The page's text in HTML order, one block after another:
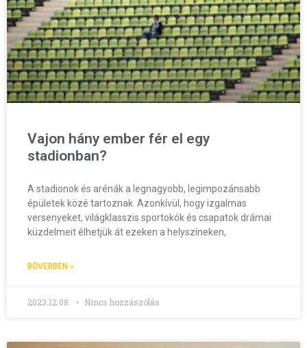
Vajon hány ember fér el egy
stadionban?
A stadionok és arénák a legnagyobb, legimpozánsabb
épületek közé tartoznak. Azonkívül, hogy izgalmas
versenyeket, világklasszis sportokók és csapatok drámai
küzdelmeit élhetjük át ezeken a helyszíneken,
BŐVEBBEN »
2023.12.08. Nincs hozzászólás